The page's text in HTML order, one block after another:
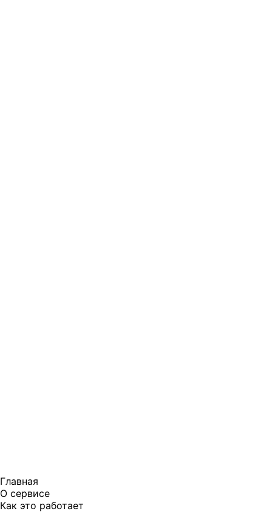
Главная
О сервисе
Как это работает